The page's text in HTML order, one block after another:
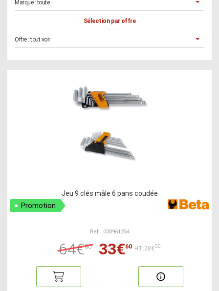
Marque :toute
Sélection par offre
Offre :tout voir
Jeu 9 clés mâle 6 pans coudée
Promotion
Ref : 000961254
64€80 33€60 HT:28€00